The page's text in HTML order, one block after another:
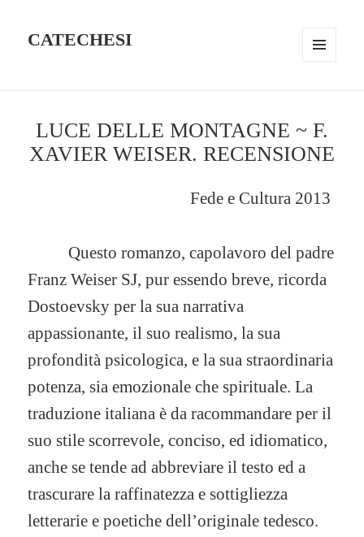
CATECHESI
LUCE DELLE MONTAGNE ~ F.
XAVIER WEISER. RECENSIONE
Fede e Cultura 2013
Questo romanzo, capolavoro del padre
Franz Weiser SJ, pur essendo breve, ricorda
Dostoevsky per la sua narrativa
appassionante, il suo realismo, la sua
profondità psicologica, e la sua straordinaria
potenza, sia emozionale che spirituale. La
traduzione italiana è da racommandare per il
suo stile scorrevole, conciso, ed idiomatico,
anche se tende ad abbreviare il testo ed a
trascurare la raffinatezza e sottigliezza
letterarie e poetiche dell’originale tedesco.